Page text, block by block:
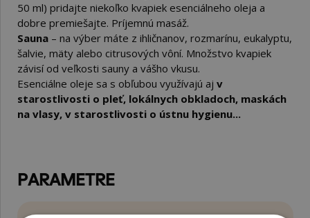
50 ml) pridajte niekoľko kvapiek esenciálneho oleja a
dobre premiešajte. Príjemnú masáž.
Sauna – na výber máte z ihličnanov, rozmarínu, eukalyptu,
šalvie, mäty alebo citrusových vôní. Množstvo kvapiek
závisí od veľkosti sauny a vášho vkusu.
Esenciálne oleje sa s obľubou využívajú aj v
starostlivosti o pleť, lokálnych obkladoch, maskách
na vlasy, v starostlivosti o ústnu hygienu...
PARAMETRE